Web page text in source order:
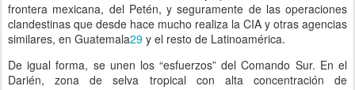
frontera mexicana, del Petén, y seguramente de las operaciones
clandestinas que desde hace mucho realiza la CIA y otras agencias
similares, en Guatemala29 y el resto de Latinoamérica.
De igual forma, se unen los “esfuerzos” del Comando Sur. En el
Darién, zona de selva tropical con alta concentración de